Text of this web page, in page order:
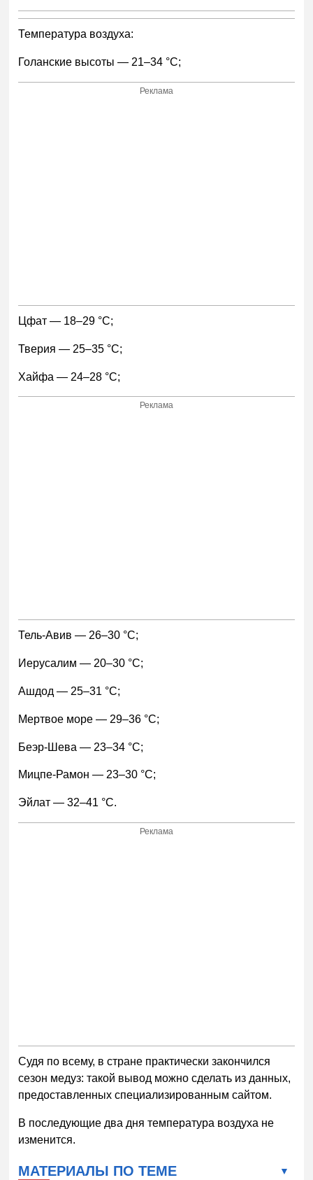
Температура воздуха:
Голанские высоты — 21–34 °С;
Реклама
Цфат — 18–29 °С;
Тверия — 25–35 °С;
Хайфа — 24–28 °С;
Реклама
Тель-Авив — 26–30 °С;
Иерусалим — 20–30 °С;
Ашдод — 25–31 °С;
Мертвое море — 29–36 °С;
Беэр-Шева — 23–34 °С;
Мицпе-Рамон — 23–30 °С;
Эйлат — 32–41 °С.
Реклама
Судя по всему, в стране практически закончился
сезон медуз: такой вывод можно сделать из данных,
предоставленных специализированным сайтом.
В последующие два дня температура воздуха не
изменится.
МАТЕРИАЛЫ ПО ТЕМЕ